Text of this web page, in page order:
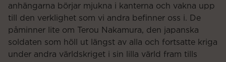
anhängarna börjar mjukna i kanterna och vakna upp
till den verklighet som vi andra befinner oss i. De
påminner lite om Terou Nakamura, den japanska
soldaten som höll ut längst av alla och fortsatte kriga
under andra världskriget i sin lilla värld fram tills